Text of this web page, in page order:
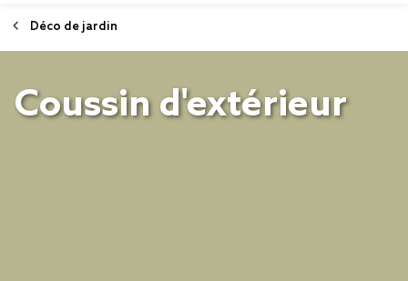
Déco de jardin
Coussin d'extérieur